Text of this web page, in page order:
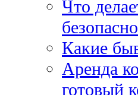
Что
Какие
Аренда
готовый